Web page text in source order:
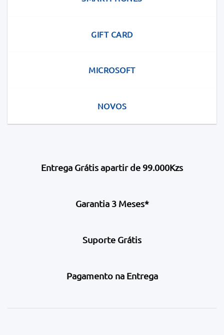
GIFT CARD
MICROSOFT
NOVOS
Entrega Grátis apartir de 99.000Kzs
Garantia 3 Meses*
Suporte Grátis
Pagamento na Entrega